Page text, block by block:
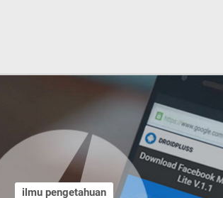
ilmu pengetahuan